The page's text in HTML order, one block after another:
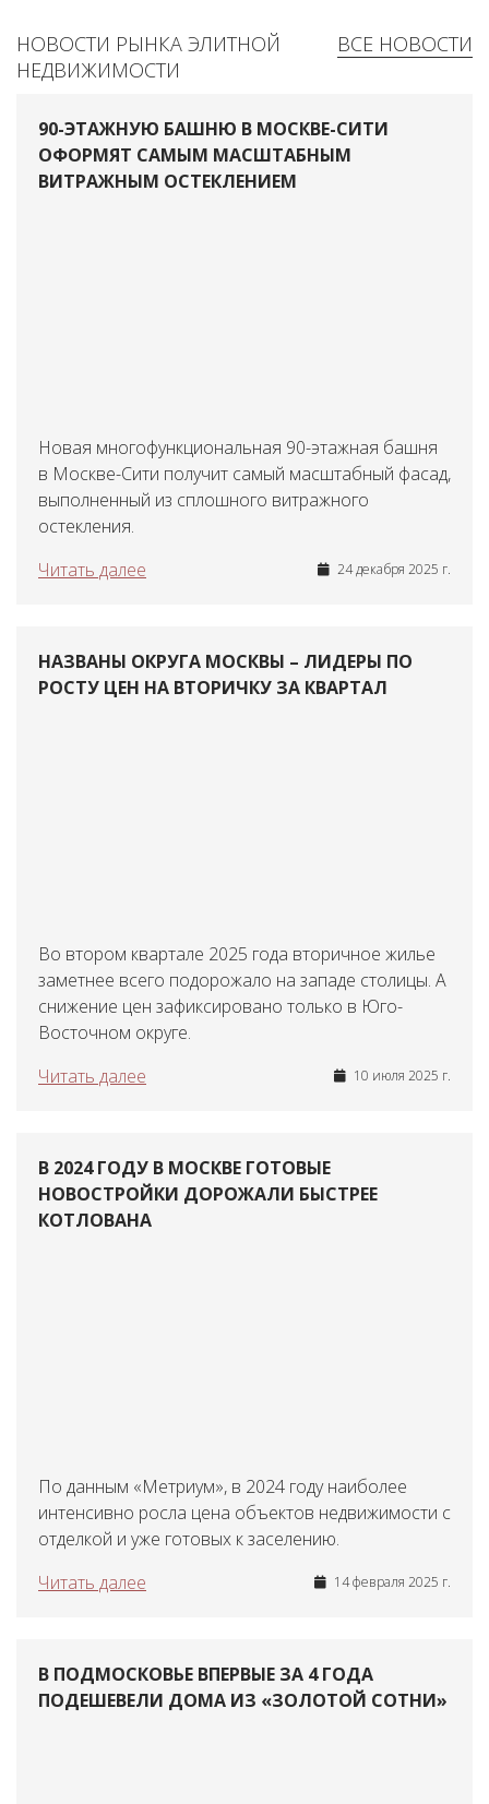
ВСЕ НОВОСТИ
НОВОСТИ РЫНКА ЭЛИТНОЙ
НЕДВИЖИМОСТИ
90-ЭТАЖНУЮ БАШНЮ В МОСКВЕ-СИТИ
ОФОРМЯТ САМЫМ МАСШТАБНЫМ
ВИТРАЖНЫМ ОСТЕКЛЕНИЕМ
Новая многофункциональная 90-этажная башня
в Москве-Сити получит самый масштабный фасад,
выполненный из сплошного витражного
остекления.
Читать далее
24 декабря 2025 г.
НАЗВАНЫ ОКРУГА МОСКВЫ – ЛИДЕРЫ ПО
РОСТУ ЦЕН НА ВТОРИЧКУ ЗА КВАРТАЛ
Во втором квартале 2025 года вторичное жилье
заметнее всего подорожало на западе столицы. А
снижение цен зафиксировано только в Юго-
Восточном округе.
Читать далее
10 июля 2025 г.
В 2024 ГОДУ В МОСКВЕ ГОТОВЫЕ
НОВОСТРОЙКИ ДОРОЖАЛИ БЫСТРЕЕ
КОТЛОВАНА
По данным «Метриум», в 2024 году наиболее
интенсивно росла цена объектов недвижимости с
отделкой и уже готовых к заселению.
Читать далее
14 февраля 2025 г.
В ПОДМОСКОВЬЕ ВПЕРВЫЕ ЗА 4 ГОДА
ПОДЕШЕВЕЛИ ДОМА ИЗ «ЗОЛОТОЙ СОТНИ»